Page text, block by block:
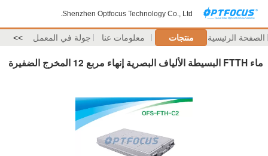
Shenzhen Optfocus Technology Co., Ltd.
الصفحة الرئيسية منتجات معلومات عنا جولة في المعمل >>
ماء FTTH البسيطة الألياف البصرية إنهاء مربع 12 المخرج الضفيرة